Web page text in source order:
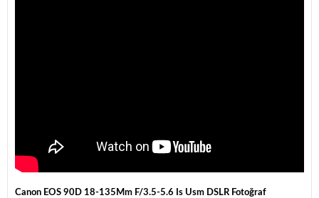
Canon EOS 90D 18-135Mm F/3.5-5.6 Is Usm DSLR Fotoğraf